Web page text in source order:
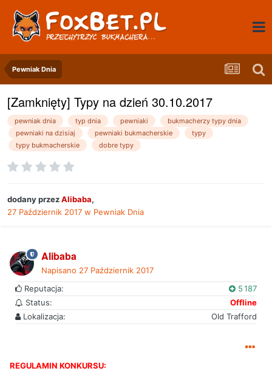
Pewniak Dnia
[Zamknięty] Typy na dzień 30.10.2017
pewniak dnia typ dnia pewniaki
bukmacherzy typy dnia
pewniaki na dzisiaj
pewniaki bukmacherskie
typy
typy bukmacherskie
dobre typy
dodany przezAlibaba,
27 Październik 2017 w Pewniak Dnia
Alibaba
Napisano 27 Październik 2017
Reputacja:
5 187
Status:
Offline
Lokalizacja:
Old Trafford
REGULAMIN KONKURSU: